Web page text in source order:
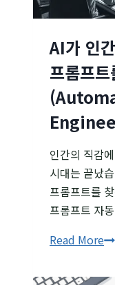
AI가 인
프롬프
인간의 직감
시대는 끝났
프롬프트를
프롬프트 자
Read MoreAI가
뛰